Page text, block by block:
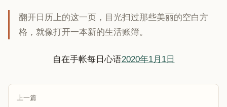
翻开日历上的这一页，目光扫过那些美丽的空白方
格，就像打开一本新的生活账簿。
自在手帐每日心语2020年1月1日
上一篇